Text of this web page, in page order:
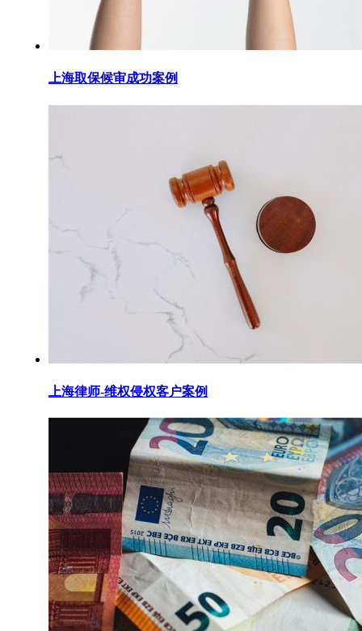
上海取保候审成功案例
上海律师-维权侵权客户案例